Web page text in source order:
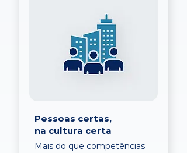
Pessoas certas,
na cultura certa
Mais do que competências